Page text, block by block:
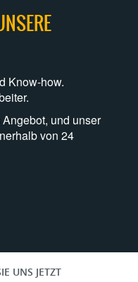
Know-how.
und unser
von 24
UNS JETZT